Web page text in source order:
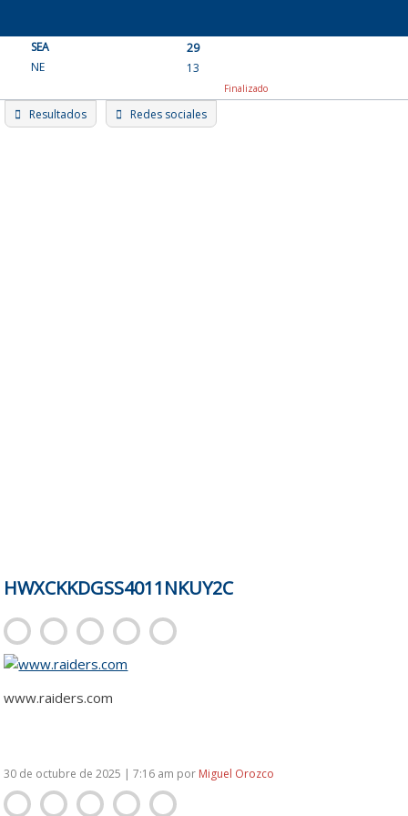
content
SEA
29
NE
13
Finalizado
Resultados Redes sociales
HWXCKKDGSS4011NKUY2C
www.raiders.com
30 de octubre de 2025 | 7:16 am por Miguel Orozco